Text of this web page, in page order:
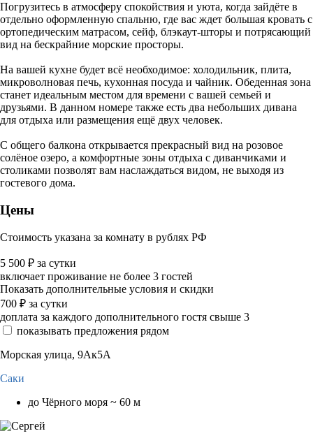
Погрузитесь в атмосферу спокойствия и уюта, когда зайдёте в
отдельно оформленную спальню, где вас ждет большая кровать с
ортопедическим матрасом, сейф, блэкаут-шторы и потрясающий
вид на бескрайние морские просторы.
На вашей кухне будет всё необходимое: холодильник, плита,
микроволновая печь, кухонная посуда и чайник. Обеденная зона
станет идеальным местом для времени с вашей семьей и
друзьями. В данном номере также есть два небольших дивана
для отдыха или размещения ещё двух человек.
С общего балкона открывается прекрасный вид на розовое
солёное озеро, а комфортные зоны отдыха с диванчиками и
столиками позволят вам наслаждаться видом, не выходя из
гостевого дома.
Цены
Стоимость указана за комнату в рублях РФ
5 500 ₽ за сутки
включает проживание не более 3 гостей
Показать дополнительные условия и скидки
700 ₽ за сутки
доплата за каждого дополнительного гостя свыше 3
показывать предложения рядом
Морская улица, 9Ак5А
Саки
до Чёрного моря ~ 60 м